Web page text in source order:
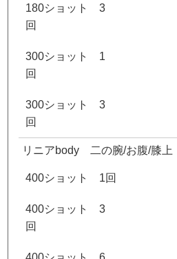
180ショット 3
回
300ショット 1
回
300ショット 3
回
リニアbody 二の腕/お腹/膝上
400ショット 1回
400ショット 3
回